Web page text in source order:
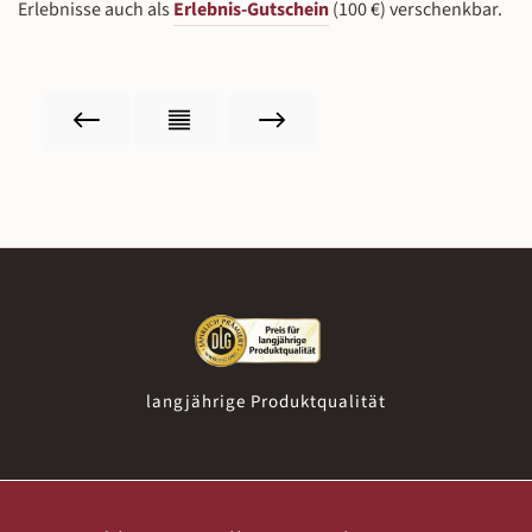
Erlebnisse auch alsErlebnis-Gutschein(100 €) verschenkbar.
langjährige Produktqualität